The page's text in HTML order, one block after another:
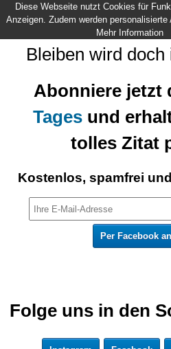
Bleiben wird doch
Abonniere jetzt
Tages und
tolles Zitat
Kostenlos, spamfrei
Per Facebook
Folge uns in den
Diese Webseite nutzt Cookies für
Anzeigen. Zudem werden
Mehr Information